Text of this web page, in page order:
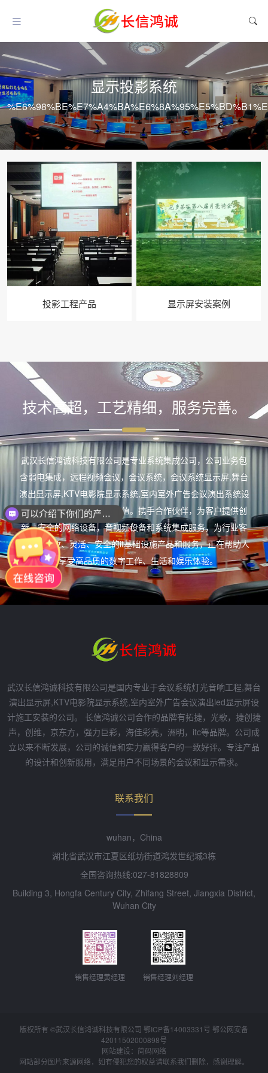
显示投影系统
投影工程产品 显示屏安装案例
技术高超，工艺精细，服务完善。
武汉长信鸿诚科技有限公司是专业系统集成公司，公司业务包
含弱电集成，远程视频会议，会议系统，会议系统显示屏,舞台
演出显示屏,KTV电影院显示系统,室内室外广告会议演出系统设
计施工安装。为客户创造价值。携手合作伙伴，为客户提供创
新、安全的网络设备，音视频设备和系统集成服务，为行业客
户提供开放、灵活、安全的it基础设施产品和服务，正在帮助人
们享受高品质的数字工作、生活和娱乐体验。
武汉长信鸿诚科技有限公司是国内专业于会议系统灯光音响工程,舞台
演出显示屏,KTV电影院显示系统,室内室外广告会议演出led显示屏设
计施工安装的公司。 长信鸿诚公司合作的品牌有拓捷，光歌，捷创捷
声，创维，京东方，强力巨彩，海佳彩亮，洲明，itc等品牌。公司成
立以来不断发展，公司的诚信和实力赢得客户的一致好评。专注产品
的设计和创新服用，满足用户不同场景的会议和显示需求。
联系我们
wuhan，China
湖北省武汉市江夏区纸坊街道鸿发世纪城3栋
全国咨询热线:027-81828809
Building 3, Hongfa Century City, Zhifang Street, Jiangxia District,
Wuhan City
销售经理黄经理 销售经理刘经理
版权所有 ©武汉长信鸿诚科技有限公司 鄂ICP备14003331号 鄂公网安备
42011502000898号
网站建设：简码网络
网站部分图片来源网络，如有侵犯您的权益请联系我们删除，感谢理解。
可以介绍下你们的产品么？